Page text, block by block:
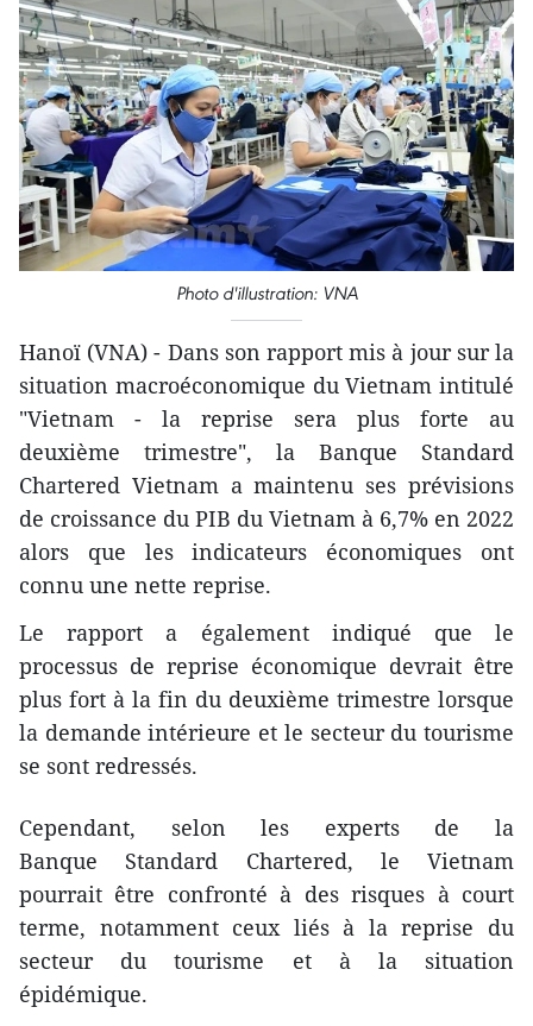
Photo d'illustration: VNA
Hanoï (VNA) - Dans son rapport mis à jour sur la
situation macroéconomique du Vietnam intitulé
"Vietnam - la reprise sera plus forte au
deuxième trimestre", la Banque Standard
Chartered Vietnam a maintenu ses prévisions
de croissance du PIB du Vietnam à 6,7% en 2022
alors que les indicateurs économiques ont
connu une nette reprise.
Le rapport a également indiqué que le
processus de reprise économique devrait être
plus fort à la fin du deuxième trimestre lorsque
la demande intérieure et le secteur du tourisme
se sont redressés.
Cependant, selon les experts de la
Banque Standard Chartered, le Vietnam
pourrait être confronté à des risques à court
terme, notamment ceux liés à la reprise du
secteur du tourisme et à la situation
épidémique.